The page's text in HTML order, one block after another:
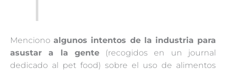
Mencionoalgunos intentos de la industria para
asustar a la gente(recogidos en un journal
dedicado al pet food) sobre el uso de alimentos